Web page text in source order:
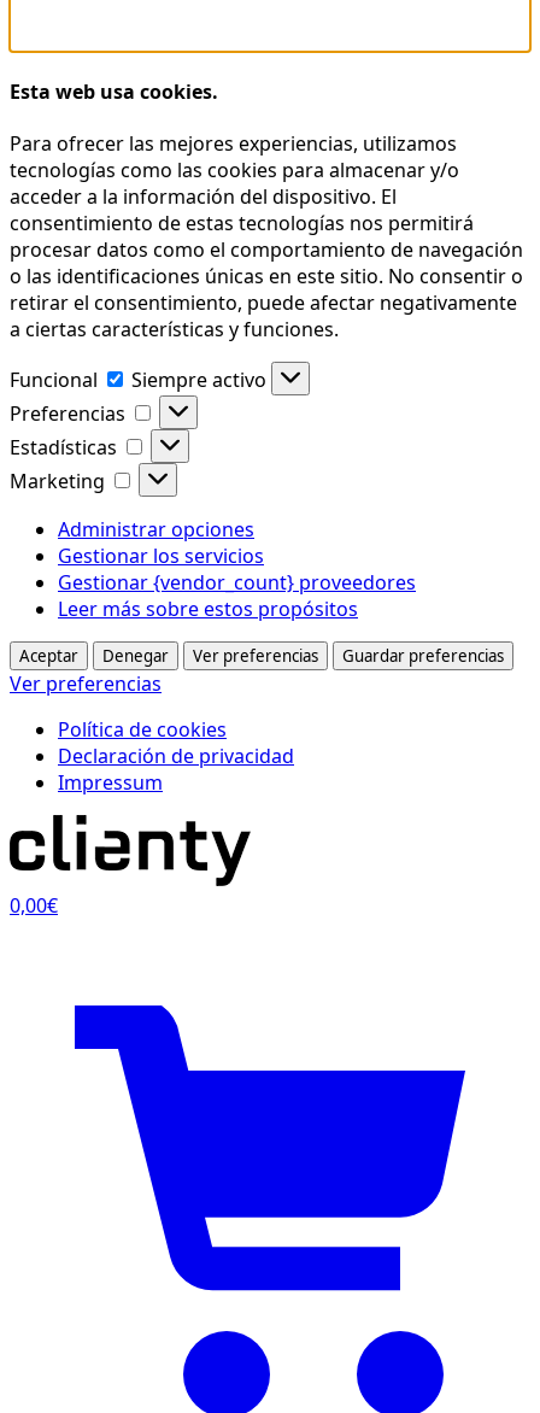
Esta web usa cookies.
Para ofrecer las mejores experiencias, utilizamos
tecnologías como las cookies para almacenar y/o
acceder a la información del dispositivo. El
consentimiento de estas tecnologías nos permitirá
procesar datos como el comportamiento de navegación
o las identificaciones únicas en este sitio. No consentir o
retirar el consentimiento, puede afectar negativamente
a ciertas características y funciones.
Funcional
Funcional
Siempre activo
Preferencias
Preferencias
Estadísticas
Estadísticas
Marketing
Marketing
Administrar opciones
Gestionar los servicios
Gestionar {vendor_count} proveedores
Leer más sobre estos propósitos
Aceptar Denegar Ver preferencias Guardar preferencias
Ver preferencias
Política de cookies
Declaración de privacidad
Impressum
0,00€